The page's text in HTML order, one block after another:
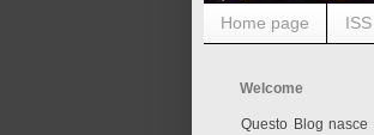
Home page ISS
Welcome
Questo Blog nasce